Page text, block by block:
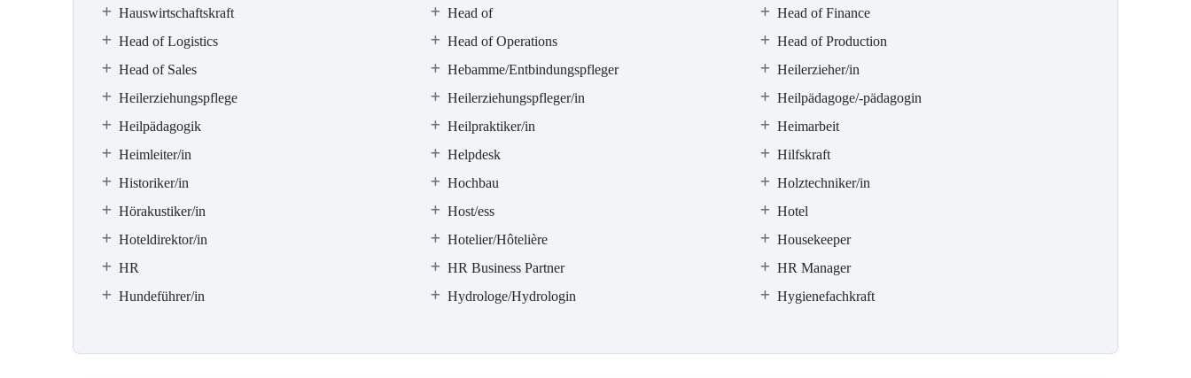
Hauswirtschaftskraft
Head of
Head of Finance
Head of Logistics
Head of Operations
Head of Production
Head of Sales
Hebamme/Entbindungspfleger
Heilerzieher/in
Heilerziehungspflege
Heilerziehungspfleger/in
Heilpädagoge/-pädagogin
Heilpädagogik
Heilpraktiker/in
Heimarbeit
Heimleiter/in
Helpdesk
Hilfskraft
Historiker/in
Hochbau
Holztechniker/in
Hörakustiker/in
Host/ess
Hotel
Hoteldirektor/in
Hotelier/Hôtelière
Housekeeper
HR
HR Business Partner
HR Manager
Hundeführer/in
Hydrologe/Hydrologin Hygienefachkraft